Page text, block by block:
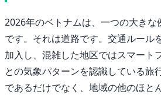
2026年のベトナムは、一つの大きな
です。それは道路です。交通ルール
加入し、混雑した地区ではスマート
との気象パターンを認識している旅
であるだけでなく、地域の他のほと